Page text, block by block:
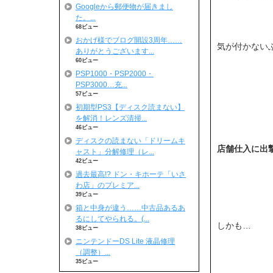
気が付かない
店舗仕入に出
しかも…
Googleから郵便物が届きまし
た。...
68ビュー
おかげ様でブログ開設3周年……
ありがとうございます...
60ビュー
PSP1000・PSP2000・
PSP3000…充...
57ビュー
初期型PS3【ディスク読まない】
を解消！レンズ清掃...
46ビュー
ディスクの読まない「ドリームキ
ャスト」分解修理（レ...
42ビュー
過去最高!? ドン・キホーテ「いさ
わ店」のプレミア...
39ビュー
箱と中身が違う……中古品あるあ
るにしてやられる。(...
38ビュー
ニンテンドーDS Lite 液晶修理
（調整）...
35ビュー